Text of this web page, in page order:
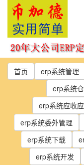
Skip
content
首页 erp系统管理
erp系统
erp系统应收
erp系统委外管理
erp系统下载
erp系统开发